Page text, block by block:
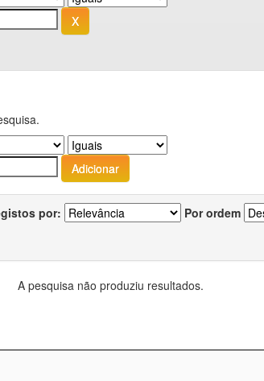
por: Por ordem
A pesquisa não produziu resultados.